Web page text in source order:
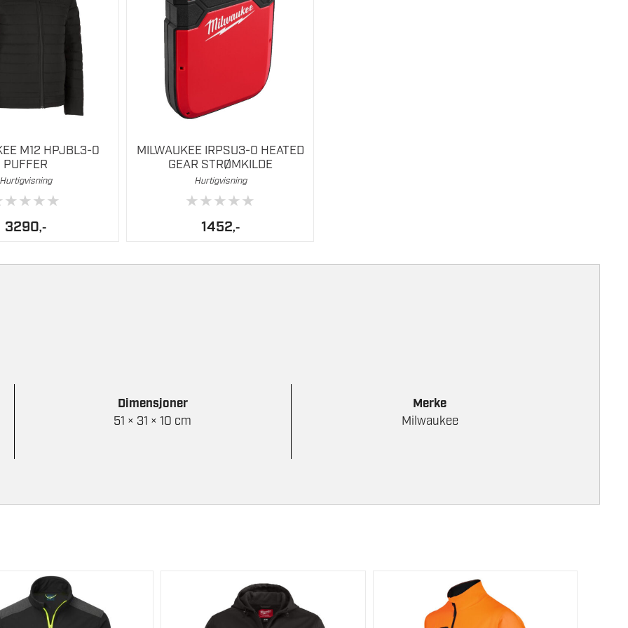
M12 HPJBL3-0
PUFFER
★★★★
3290,-
MILWAUKEE IRPSU3-0 HEATED
GEAR STRØMKILDE
Hurtigvisning
★★★★★
1452,-
Dimensjoner
51 × 31 × 10 cm
Merke
Milwaukee